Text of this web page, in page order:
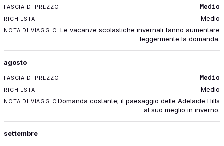
Medio
Medio
Le vacanze scolastiche invernali fanno aumentare
leggermente la domanda.
agosto
Medio
Medio
Domanda costante; il paesaggio delle Adelaide Hills
al suo meglio in inverno.
settembre